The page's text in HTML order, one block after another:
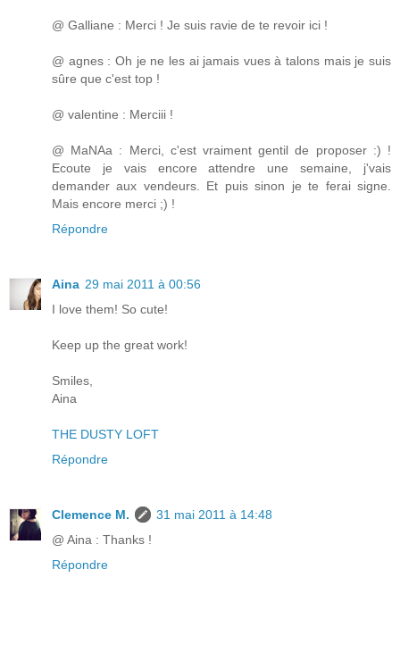
@ Galliane : Merci ! Je suis ravie de te revoir ici !
@ agnes : Oh je ne les ai jamais vues à talons mais je suis
sûre que c'est top !
@ valentine : Merciii !
@ MaNAa : Merci, c'est vraiment gentil de proposer :) !
Ecoute je vais encore attendre une semaine, j'vais
demander aux vendeurs. Et puis sinon je te ferai signe.
Mais encore merci ;) !
Répondre
Aina 29 mai 2011 à 00:56
I love them! So cute!
Keep up the great work!
Smiles,
Aina
THE DUSTY LOFT
Répondre
Clemence M.
31 mai 2011 à 14:48
@ Aina : Thanks !
Répondre